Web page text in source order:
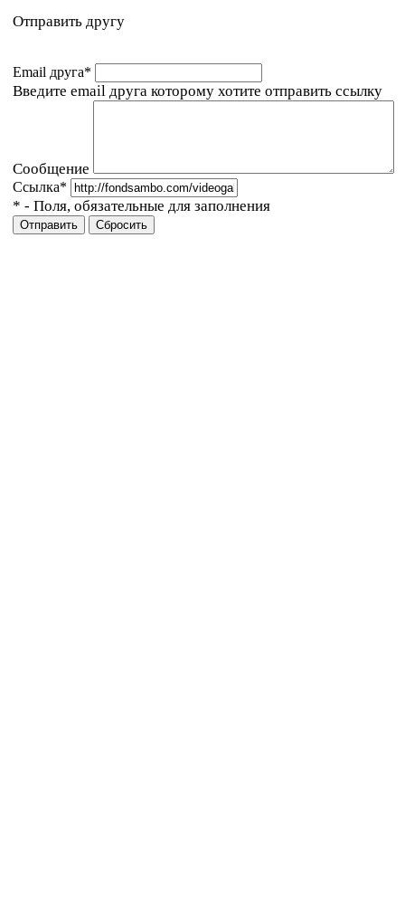
Отправить другу
Email друга*
Введите email друга которому хотите отправить ссылку
Сообщение
Ссылка*
* - Поля, обязательные для заполнения